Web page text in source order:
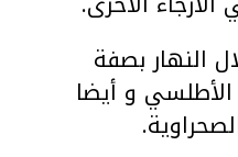
النهار بصفة
و أيضا